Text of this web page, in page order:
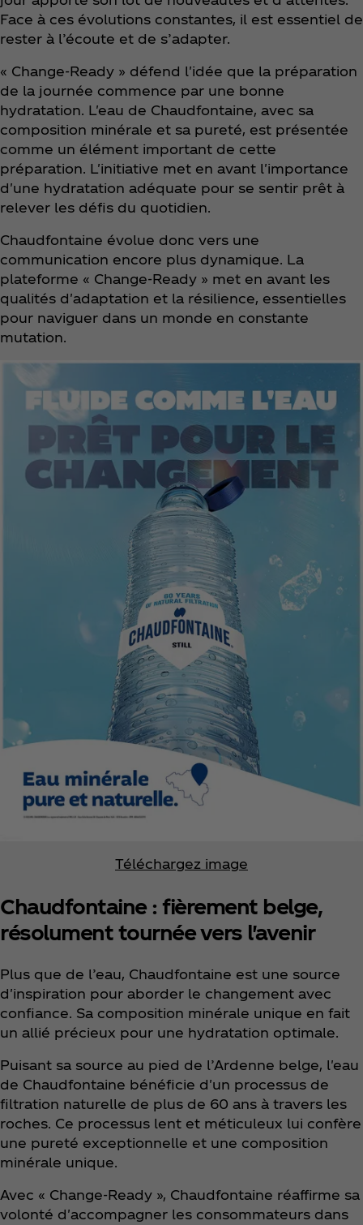
Face à ces évolutions constantes, il est essentiel de
rester à l’écoute et de s’adapter.
« Change-Ready » défend l'idée que la préparation
de la journée commence par une bonne
hydratation. L'eau de Chaudfontaine, avec sa
composition minérale et sa pureté, est présentée
comme un élément important de cette
préparation. L'initiative met en avant l'importance
d'une hydratation adéquate pour se sentir prêt à
relever les défis du quotidien.
Chaudfontaine évolue donc vers une
communication encore plus dynamique. La
plateforme « Change-Ready » met en avant les
qualités d'adaptation et la résilience, essentielles
pour naviguer dans un monde en constante
mutation.
Téléchargez image
Chaudfontaine : fièrement belge,
résolument tournée vers l'avenir
Plus que de l’eau, Chaudfontaine est une source
d'inspiration pour aborder le changement avec
confiance. Sa composition minérale unique en fait
un allié précieux pour une hydratation optimale.
Puisant sa source au pied de l’Ardenne belge, l'eau
de Chaudfontaine bénéficie d'un processus de
filtration naturelle de plus de 60 ans à travers les
roches. Ce processus lent et méticuleux lui confère
une pureté exceptionnelle et une composition
minérale unique.
Avec « Change-Ready », Chaudfontaine réaffirme sa
volonté d'accompagner les consommateurs dans